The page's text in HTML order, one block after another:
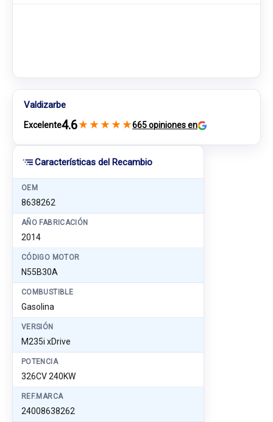
Características del Recambio
OEM
8638262
AÑO FABRICACIÓN
2014
CÓDIGO MOTOR
N55B30A
COMBUSTIBLE
Gasolina
VERSIÓN
M235i xDrive
POTENCIA
326CV 240KW
REF.MARCA
24008638262
Valdizarbe
Excelente4.6★ ★ ★ ★ ★665 opiniones en